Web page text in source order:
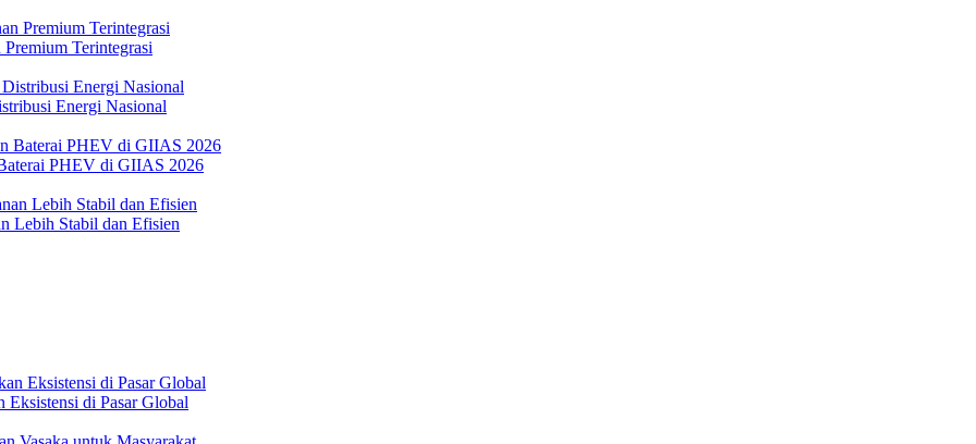
Terintegrasi
Energi Nasional
PHEV di GIIAS 2026
Lebih Stabil dan Efisien
di Pasar Global